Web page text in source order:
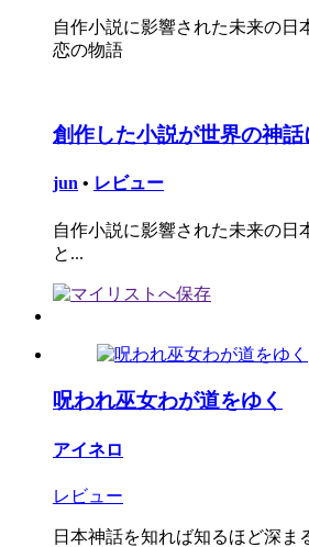
自作小説に影響された未来の
恋の物語
創作した小説が世界の神
jun • レビュー
自作小説に影響された未来の
と...
呪われ巫女わが道をゆく
アイネロ
レビュー
日本神話を知れば知るほど深ま